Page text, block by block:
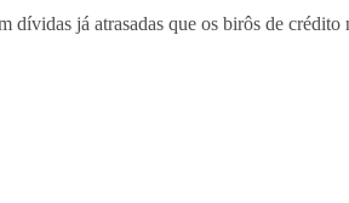
dívidas já atrasadas que os birôs de